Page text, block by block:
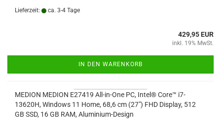
Lieferzeit: ca. 3-4 Tage
429,95 EUR
inkl. 19% MwSt.
IN DEN WARENKORB
MEDION MEDION E27419 All-in-One PC, Intel® Core™ i7-
13620H, Windows 11 Home, 68,6 cm (27") FHD Display, 512
GB SSD, 16 GB RAM, Aluminium-Design